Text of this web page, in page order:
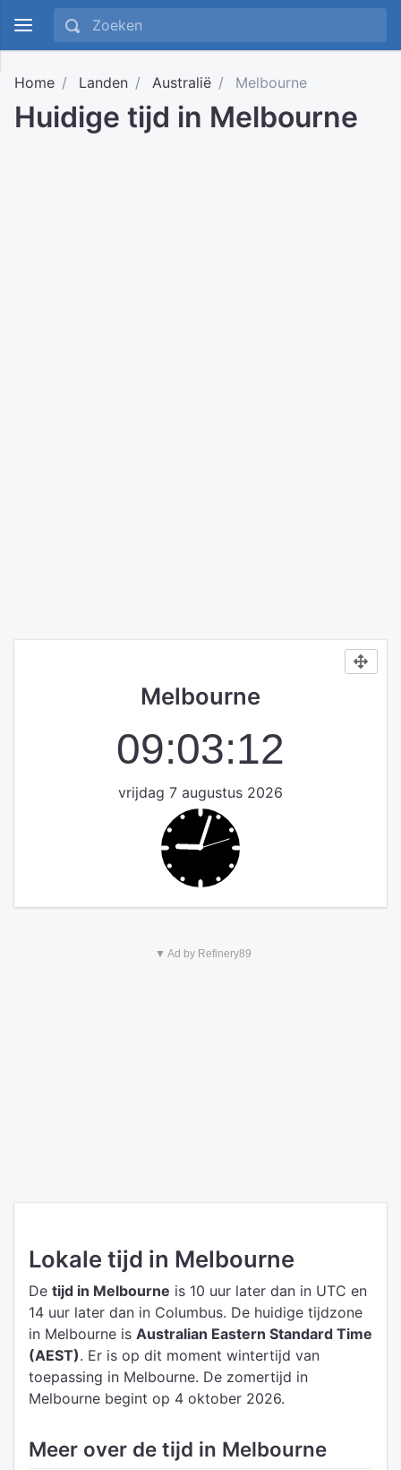
Home Landen Australië Melbourne
Huidige tijd in Melbourne
Melbourne
09:03:12
vrijdag 7 augustus 2026
▼ Ad by Refinery89
Lokale tijd in Melbourne
De tijd in Melbourne is 10 uur later dan in UTC en
14 uur later dan in Columbus. De huidige tijdzone
in Melbourne is Australian Eastern Standard Time
(AEST). Er is op dit moment wintertijd van
toepassing in Melbourne. De zomertijd in
Melbourne begint op 4 oktober 2026.
Meer over de tijd in Melbourne